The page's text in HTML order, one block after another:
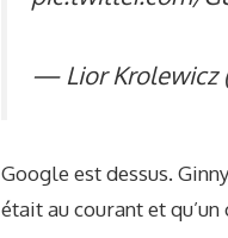
— Lior Krolewicz
Google est dessus.
était au courant et